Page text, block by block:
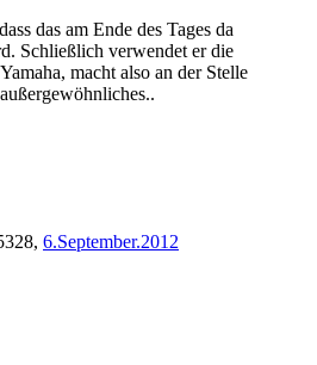
das am Ende des Tages da
Schließlich verwendet er die
macht also an der Stelle
, 6.September.2012